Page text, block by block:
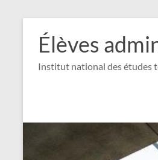
contenuÉlèves
Institut national des études